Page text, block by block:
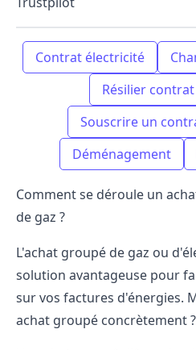
Contrat électricité
Résilier
Souscrire un
Déménagement
Comment se déroule un
de gaz ?
L'achat groupé de gaz ou
solution avantageuse pour
sur vos factures d'énergies.
achat groupé concrètement ?